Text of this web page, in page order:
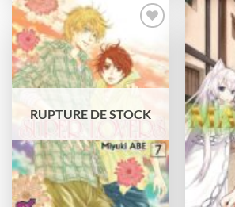
à la
wishlist
RUPTURE DE STOCK